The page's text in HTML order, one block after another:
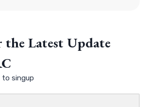
the Latest Update
to singup